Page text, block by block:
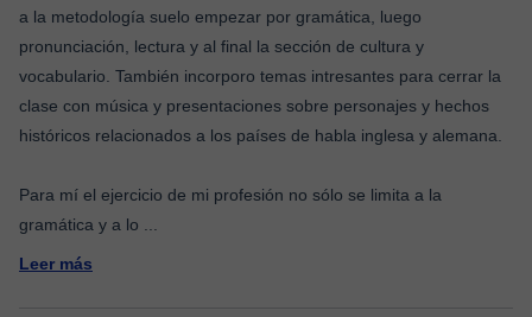
a la metodología suelo empezar por gramática, luego
pronunciación, lectura y al final la sección de cultura y
vocabulario. También incorporo temas intresantes para cerrar la
clase con música y presentaciones sobre personajes y hechos
históricos relacionados a los países de habla inglesa y alemana.
Para mí el ejercicio de mi profesión no sólo se limita a la
gramática y a lo
Leer más